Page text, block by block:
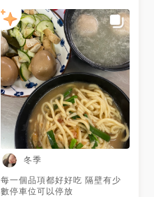
冬季
每一個品項都好好吃 隔壁有少
數停車位可以停放